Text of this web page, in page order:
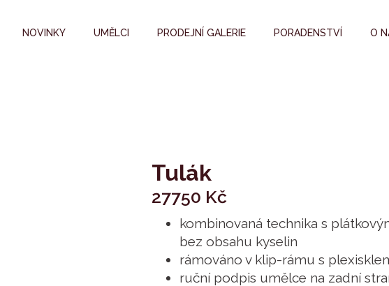
NOVINKY UMĚLCI PRODEJNÍ GALERIE PORADENSTVÍ O
Tulák
27750 Kč
kombinovaná technika s
bez obsahu kyselin
rámováno v klip-rámu s
ruční podpis umělce na zadní